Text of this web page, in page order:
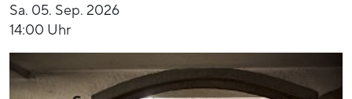
Sa. 05. Sep. 2026
14:00 Uhr